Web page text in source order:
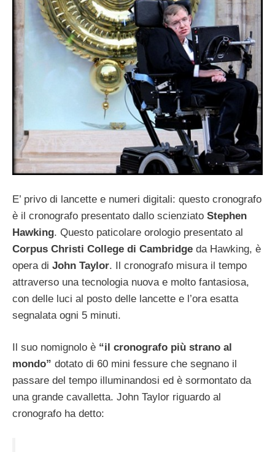
E’ privo di lancette e numeri digitali: questo cronografo
è il cronografo presentato dallo scienziato Stephen
Hawking. Questo paticolare orologio presentato al
Corpus Christi College di Cambridge da Hawking, è
opera di John Taylor. Il cronografo misura il tempo
attraverso una tecnologia nuova e molto fantasiosa,
con delle luci al posto delle lancette e l’ora esatta
segnalata ogni 5 minuti.
Il suo nomignolo è “il cronografo più strano al
mondo” dotato di 60 mini fessure che segnano il
passare del tempo illuminandosi ed è sormontato da
una grande cavalletta. John Taylor riguardo al
cronografo ha detto: